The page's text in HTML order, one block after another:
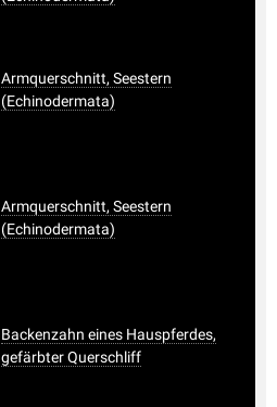
Armquerschnitt, Seestern
(Echinodermata)
Armquerschnitt, Seestern
(Echinodermata)
Backenzahn eines Hauspferdes,
gefärbter Querschliff